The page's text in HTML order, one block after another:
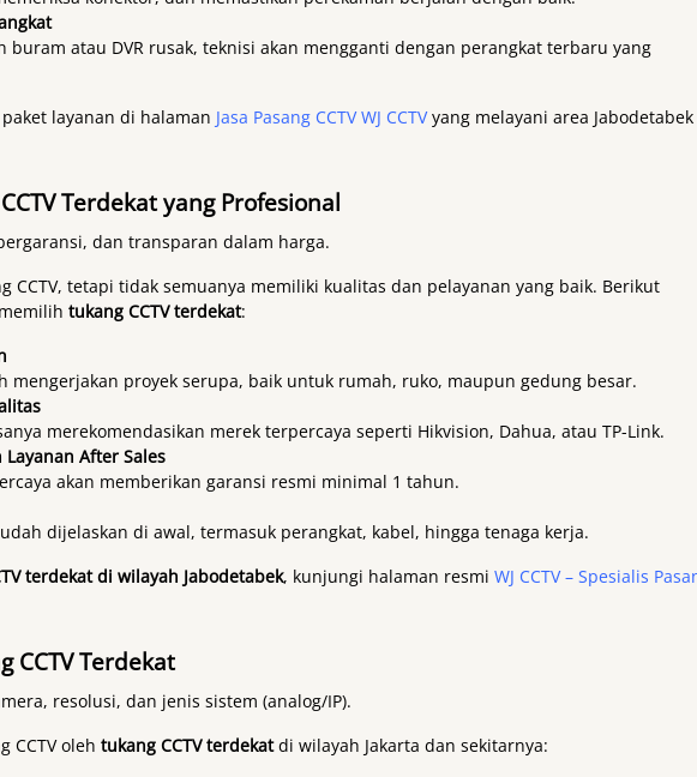
buram atau DVR rusak, teknisi akan mengganti dengan perangkat terbaru yang
layanan di halaman Jasa Pasang CCTV WJ CCTVyang melayani area Jabodetabek
Terdekat yang Profesional
dan transparan dalam harga.
CCTV, tetapi tidak semuanya memiliki kualitas dan pelayanan yang baik. Berikut
tukang CCTV terdekat:
mengerjakan proyek serupa, baik untuk rumah, ruko, maupun gedung besar.
merekomendasikan merek terpercaya seperti Hikvision, Dahua, atau TP-Link.
After Sales
akan memberikan garansi resmi minimal 1 tahun.
dijelaskan di awal, termasuk perangkat, kabel, hingga tenaga kerja.
terdekat di wilayah Jabodetabek, kunjungi halaman resmi WJ CCTV – Spesialis
CCTV Terdekat
resolusi, dan jenis sistem (analog/IP).
CCTV oleh tukang CCTV terdekatdi wilayah Jakarta dan sekitarnya: